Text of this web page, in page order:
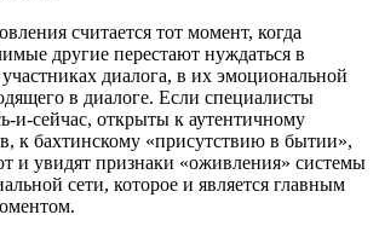
считается тот момент, когда
другие перестают нуждаться в
диалога, в их эмоциональной
в диалоге. Если специалисты
и-сейчас, открыты к аутентичному
к бахтинскому «присутствию в бытии»,
и увидят признаки «оживления» системы
сети, которое и является главным